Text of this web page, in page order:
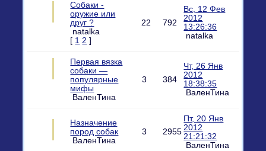
Собаки -
оружие или
друг ?
natalka
[ 1 2 ]
22 792
Вс, 12 Фев
2012
13:26:36
natalka
Первая вязка
собаки —
популярные
мифы
ВаленТина
3 384
Чт, 26 Янв
2012
18:38:35
ВаленТина
Назначение
пород собак
ВаленТина
3 2955
Пт, 20 Янв
2012
21:21:32
ВаленТина